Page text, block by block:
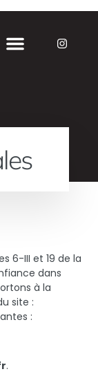
6-III et 19 de la
dans
à la
site :
:
.